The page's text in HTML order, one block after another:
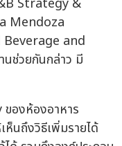
Strategy &
Mendoza
and
ช่วยกันกล่าว มี
ของห้องอาหาร
ห็นถึงวิธีเพิ่มรายได้